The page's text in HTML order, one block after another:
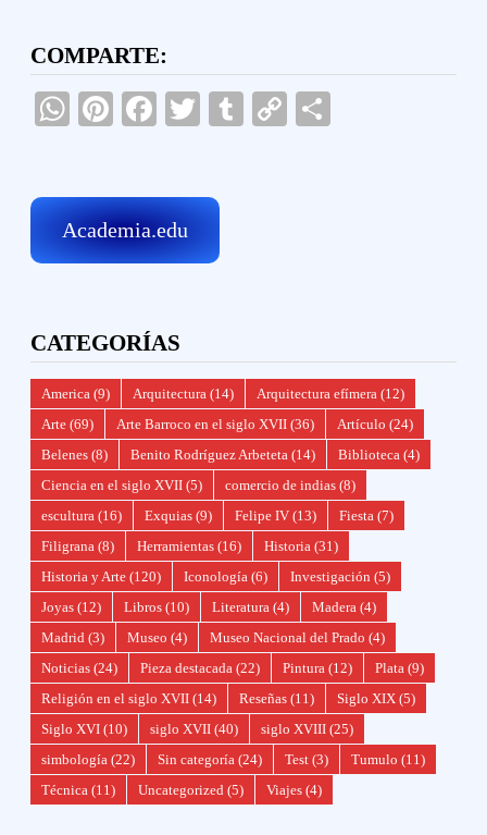
COMPARTE:
WhatsApp
Pinterest
Facebook
TwitterTumblr
Copy
Academia.edu
CATEGORÍAS
America (9) Arquitectura (14) Arquitectura efímera (12)
Arte (69) Arte Barroco en el siglo XVII (36) Artículo (24)
Belenes (8) Benito Rodríguez Arbeteta (14) Biblioteca (4)
Ciencia en el siglo XVII (5) comercio de indias (8)
escultura (16) Exquias (9) Felipe IV (13) Fiesta (7)
Filigrana (8) Herramientas (16) Historia (31)
Historia y Arte (120) Iconología (6) Investigación (5)
Joyas (12) Libros (10) Literatura (4) Madera (4)
Madrid (3) Museo (4) Museo Nacional del Prado (4)
Noticias (24) Pieza destacada (22) Pintura (12) Plata (9)
Religión en el siglo XVII (14) Reseñas (11) Siglo XIX (5)
Siglo XVI (10) siglo XVII (40) siglo XVIII (25)
simbología (22) Sin categoría (24) Test (3) Tumulo (11)
Técnica (11) Uncategorized (5) Viajes (4)